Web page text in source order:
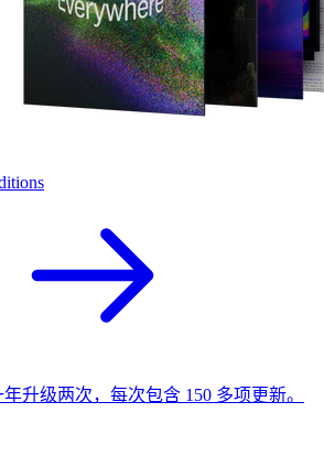
年升级两次，每次包含 150 多项更新。